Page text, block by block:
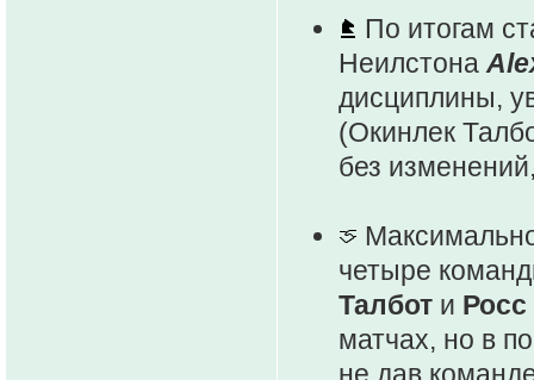
По итогам
Неилстона
дисциплины,
(Окинлек
без
четыре
Талбот и Росс
матчах, но в